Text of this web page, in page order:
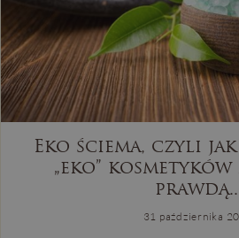
Eko ściema, czyli
„eko”
31 października